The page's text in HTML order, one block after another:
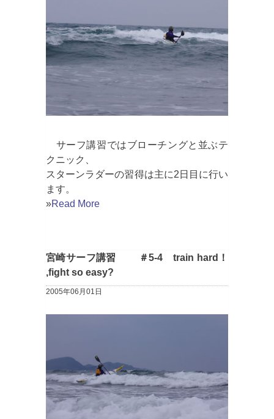
サーフ講習ではブローチングと並ぶテ
クニック、
スターンラダーの習得は主に2日目に行い
ます。
»Read More
宮崎サーフ講習 ＃5-4 train hard！
,fight so easy?
2005年06月01日